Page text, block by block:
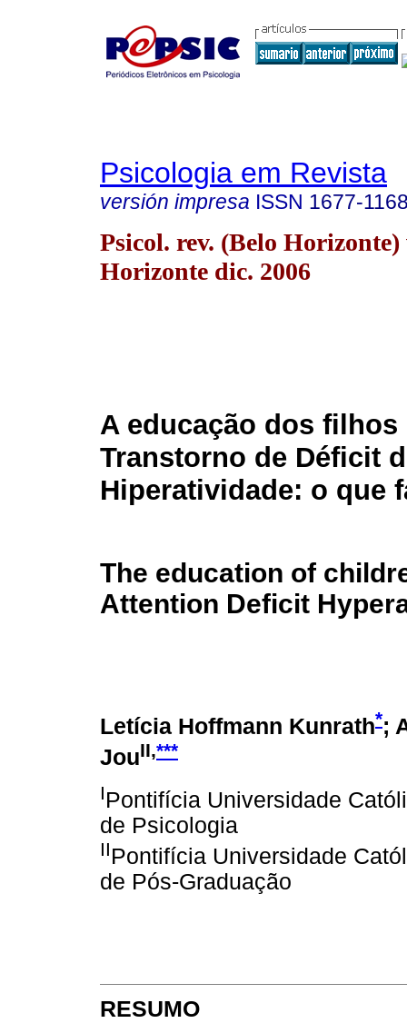
Psicologia em Revista
versión impresa ISSN 1677-
Psicol. rev. (Belo Horizonte)
Horizonte dic. 2006
A educação dos filhos
Transtorno de Déficit
Hiperatividade: o que
The education of
Attention Deficit
Letícia Hoffmann Kunrath*;
JouII,***
IPontifícia Universidade
de Psicologia
IIPontifícia Universidade
de Pós-Graduação
RESUMO